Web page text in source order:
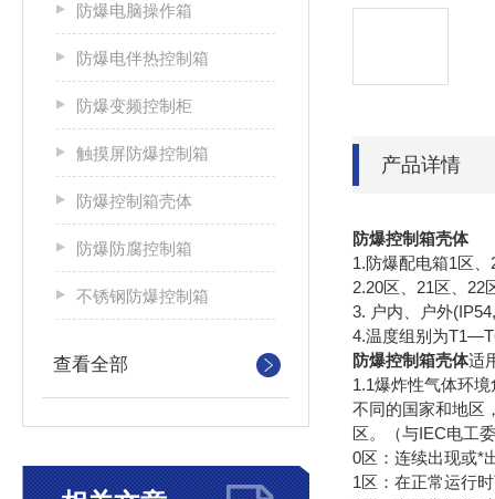
防爆电脑操作箱
防爆电伴热控制箱
防爆变频控制柜
触摸屏防爆控制箱
防爆控制箱壳体
防爆防腐控制箱
不锈钢防爆控制箱
查看全部
产品详情
防爆控制箱壳体
1.防爆配电箱1区
2.20区、21区、22
3. 户内、户外
4.温度组别为
防爆控制箱壳体适
1.1爆炸性气体环
不同的国家和地区
区。（与IEC电工
0区：连续出现或*
1区：在正常运行